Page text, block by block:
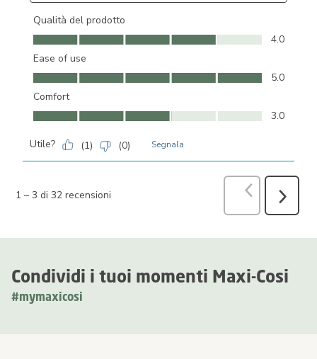
Condividi i tuoi momenti Maxi-Cosi
#mymaxicosi
Qualità del prodotto
Qualità del prodotto, 4.0 su 5
4.0
Ease of use
Ease of use, 5.0 su 5
5.0
Comfort
Comfort, 3.0 su 5
3.0
Utile? (1) (0) Segnala
1 – 3 di 32 recensioni Precedente